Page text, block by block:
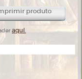
produto
aquí.